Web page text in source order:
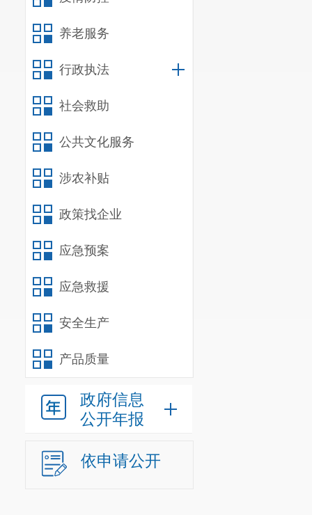
养老服务
行政执法
社会救助
公共文化服务
涉农补贴
政策找企业
应急预案
应急救援
安全生产
产品质量
政府信息
公开年报
依申请公开